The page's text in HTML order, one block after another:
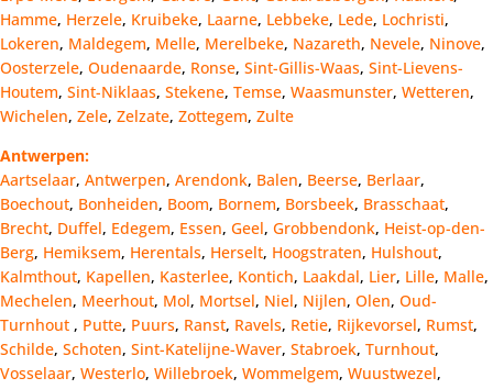
Hamme, Herzele, Kruibeke, Laarne, Lebbeke, Lede, Lochristi,
Lokeren, Maldegem, Melle, Merelbeke, Nazareth, Nevele, Ninove,
Oosterzele, Oudenaarde, Ronse, Sint-Gillis-Waas, Sint-Lievens-
Houtem, Sint-Niklaas, Stekene, Temse, Waasmunster, Wetteren,
Wichelen, Zele, Zelzate, Zottegem, Zulte
Antwerpen:
Aartselaar, Antwerpen, Arendonk, Balen, Beerse, Berlaar,
Boechout, Bonheiden, Boom, Bornem, Borsbeek, Brasschaat,
Brecht, Duffel, Edegem, Essen, Geel, Grobbendonk, Heist-op-den-
Berg, Hemiksem, Herentals, Herselt, Hoogstraten, Hulshout,
Kalmthout, Kapellen, Kasterlee, Kontich, Laakdal, Lier, Lille, Malle,
Mechelen, Meerhout, Mol, Mortsel, Niel, Nijlen, Olen, Oud-
Turnhout , Putte, Puurs, Ranst, Ravels, Retie, Rijkevorsel, Rumst,
Schilde, Schoten, Sint-Katelijne-Waver, Stabroek, Turnhout,
Vosselaar, Westerlo, Willebroek, Wommelgem, Wuustwezel,